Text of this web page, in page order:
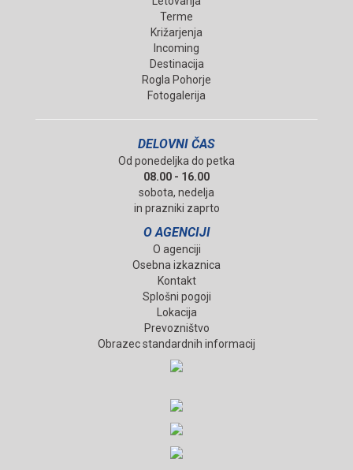
Terme
Križarjenja
Incoming
Destinacija
Rogla Pohorje
Fotogalerija
DELOVNI ČAS
Od ponedeljka do petka
08.00 - 16.00
sobota, nedelja
in prazniki zaprto
O AGENCIJI
O agenciji
Osebna izkaznica
Kontakt
Splošni pogoji
Lokacija
Prevozništvo
Obrazec standardnih informacij